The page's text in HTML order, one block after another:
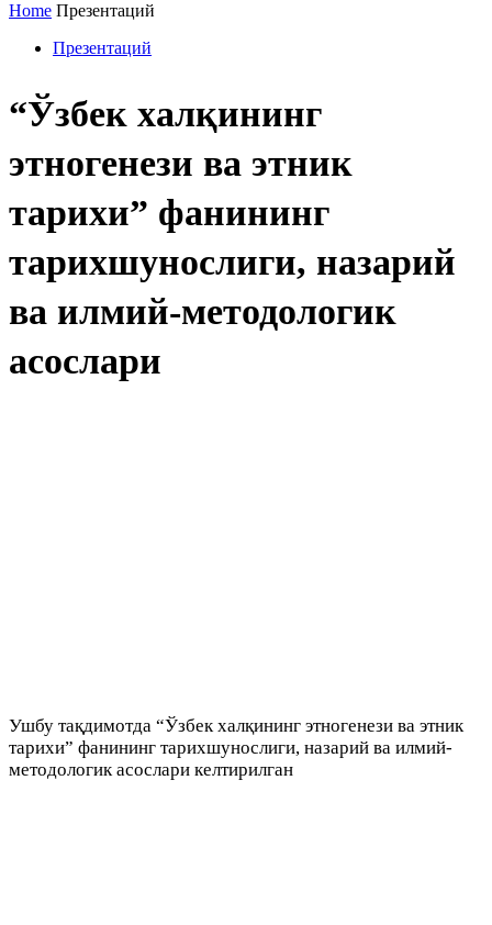
Home Презентаций
Презентаций
“Ўзбек халқининг
этногенези ва этник
тарихи” фанининг
тарихшунослиги, назарий
ва илмий-методологик
асослари
Ушбу тақдимотда “Ўзбек халқининг этногенези ва этник
тарихи” фанининг тарихшунослиги, назарий ва илмий-
методологик асослари келтирилган